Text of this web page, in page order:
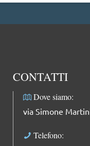
CONTATTI
Dove siamo:
via Simone
Telefono: